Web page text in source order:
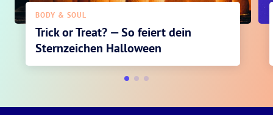
BODY & SOUL
Trick or Treat? — So feiert dein
Sternzeichen Halloween